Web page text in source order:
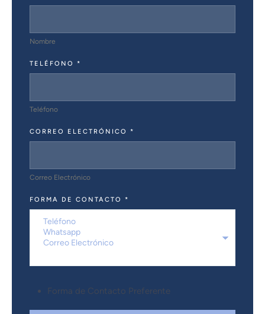
Nombre
TELÉFONO *
Teléfono
CORREO ELECTRÓNICO *
Correo Electrónico
FORMA DE CONTACTO *
Forma de Contacto Preferente